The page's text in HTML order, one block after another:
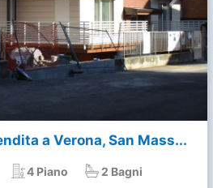
a Verona, San Mass...
4 Piano 2 Bagni